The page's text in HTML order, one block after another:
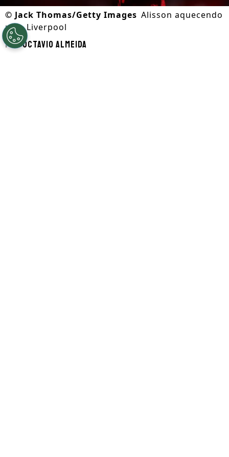
© Jack Thomas/Getty Images Alisson aquecendo
pelo Liverpool
PorOctavio Almeida